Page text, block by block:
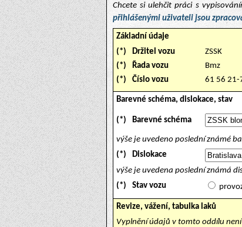
Chcete si ulehčit práci s
přihlášenými uživateli jsou
Základní údaje
(*)
Držitel vozu
ZSSK
(*)
Řada vozu
Bmz
(*)
Číslo vozu 61 56 21-
Barevné schéma, dislokace, stav
(*) Barevné schéma
výše je uvedeno poslední známé
(*)
Dislokace
výše je uvedena poslední známá
(*)
Stav vozu
Revize, vážení, tabulka laků
Vyplnění údajů v tomto oddílu